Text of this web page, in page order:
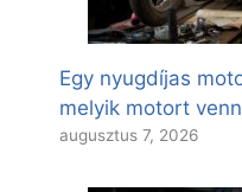
Egy nyugdíjas
melyik motort
augusztus 7, 2026